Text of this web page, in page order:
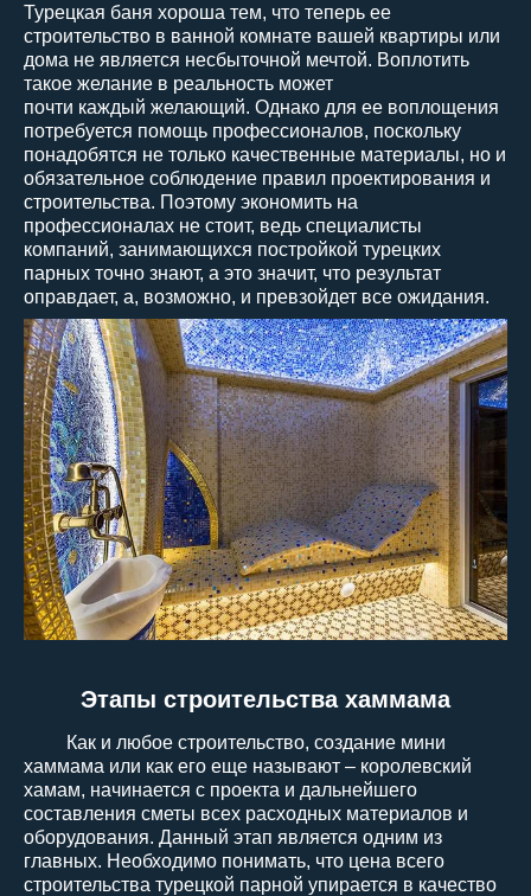
Турецкая баня хороша тем, что теперь ее
строительство в ванной комнате вашей квартиры или
дома не является несбыточной мечтой. Воплотить
такое желание в реальность может
почти каждый желающий. Однако для ее воплощения
потребуется помощь профессионалов, поскольку
понадобятся не только качественные материалы, но и
обязательное соблюдение правил проектирования и
строительства. Поэтому экономить на
профессионалах не стоит, ведь специалисты
компаний, занимающихся постройкой турецких
парных точно знают, а это значит, что результат
оправдает, а, возможно, и превзойдет все ожидания.
Этапы строительства хаммама
Как и любое строительство, создание мини
хаммама или как его еще называют – королевский
хамам, начинается с проекта и дальнейшего
составления сметы всех расходных материалов и
оборудования. Данный этап является одним из
главных. Необходимо понимать, что цена всего
строительства турецкой парной упирается в качество